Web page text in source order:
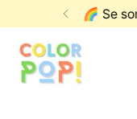
FRI